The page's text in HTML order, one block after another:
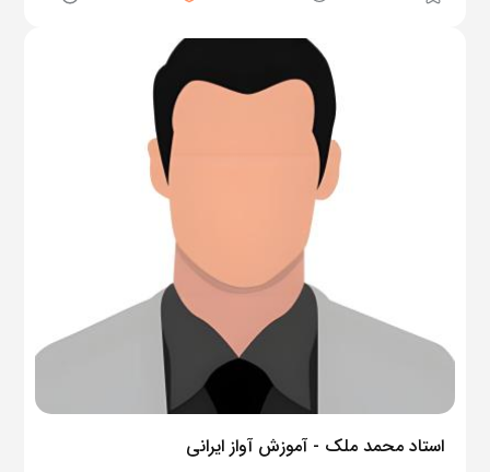
استاد محمد ملک - آموزش آواز ایرانی